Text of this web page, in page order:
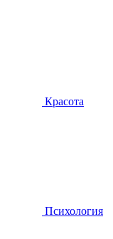
Красота
Психология